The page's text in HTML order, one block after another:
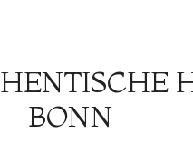
BONN